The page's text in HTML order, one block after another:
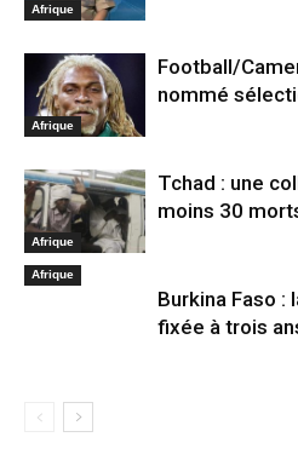
Afrique
Afrique
Football/
nommé
Afrique
Tchad : une
moins 30
Afrique
Burkina Faso :
fixée à trois